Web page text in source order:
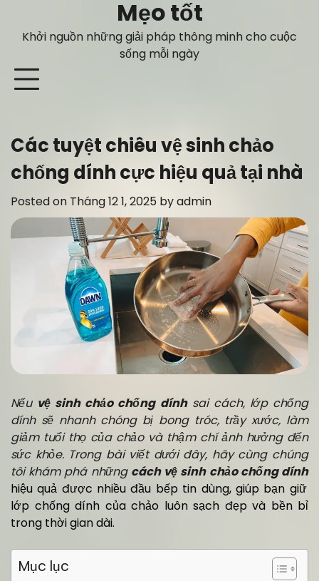
content
Mẹo tốt
Khởi nguồn những giải pháp thông minh cho cuộc
sống mỗi ngày
Các tuyệt chiêu vệ sinh chảo
chống dính cực hiệu quả tại nhà
Posted on Tháng 12 1, 2025 byadmin
Nếu vệ sinh chảo chống dínhsai cách, lớp chống
dính sẽ nhanh chóng bị bong tróc, trầy xước, làm
giảm tuổi thọ của chảo và thậm chí ảnh hưởng đến
sức khỏe. Trong bài viết dưới đây, hãy cùng chúng
tôi khám phá những cách vệ sinh chảo chống dính
hiệu quả được nhiều đầu bếp tin dùng, giúp bạn giữ
lớp chống dính của chảo luôn sạch đẹp và bền bỉ
trong thời gian dài.
Mục lục